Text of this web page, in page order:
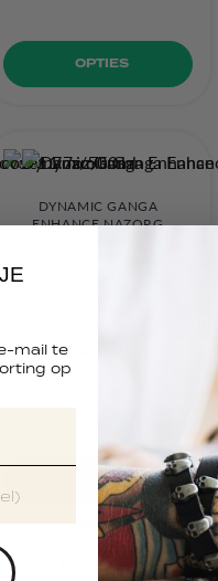
OPTIES
DYNAMIC GANGA
ENHANCE NAZORG
€ 14,39
IN MANDJE
ARTIKEL
mail te
op